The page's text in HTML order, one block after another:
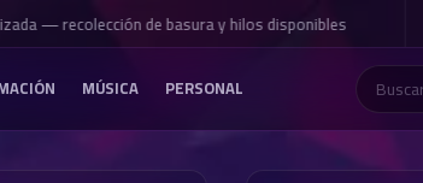
— recolección de basura y hilos disponibles
MÚSICA PERSONAL